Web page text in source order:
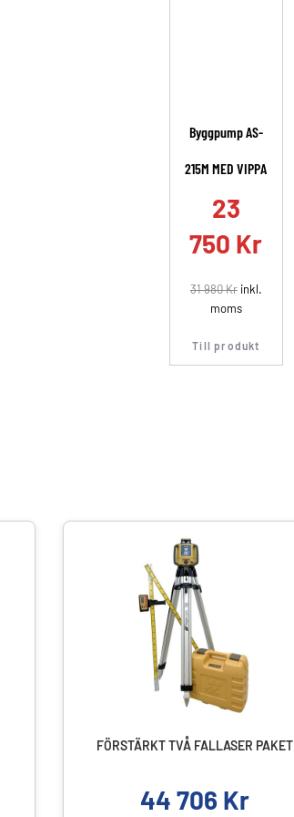
Byggpump AS-
215M MED VIPPA
23
750 Kr
31 980Krinkl.
moms
Till produkt
FÖRSTÄRKT TVÅ FALLASER PAKET
44 706 Kr